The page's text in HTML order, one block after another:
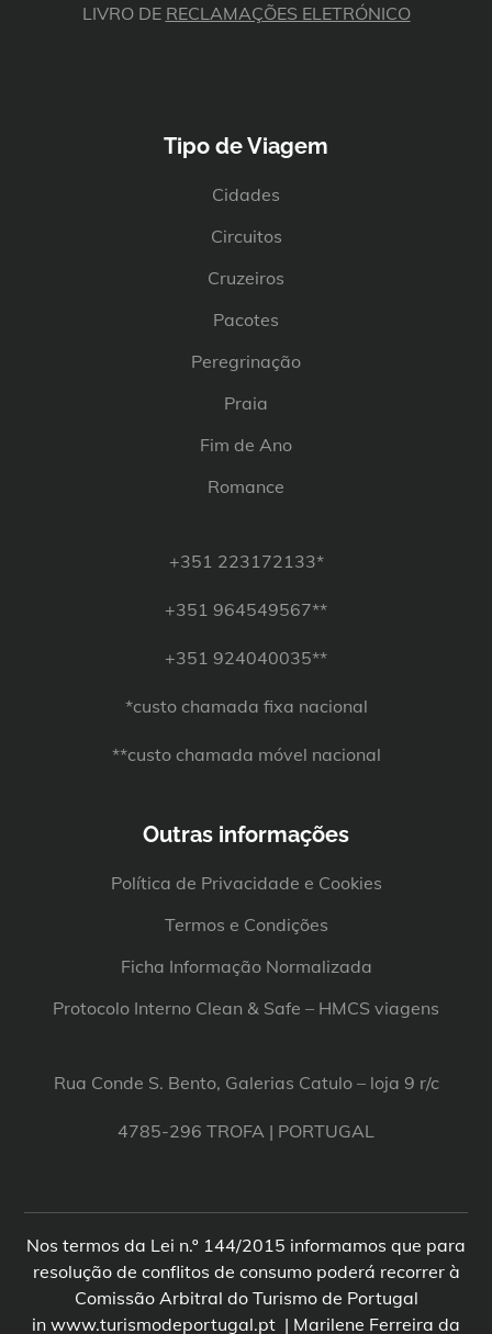
LIVRO DE RECLAMAÇÕES ELETRÓNICO
Tipo de Viagem
Cidades
Circuitos
Cruzeiros
Pacotes
Peregrinação
Praia
Fim de Ano
Romance
+351 223172133*
+351 964549567**
+351 924040035**
*custo chamada fixa nacional
**custo chamada móvel nacional
Outras informações
Política de Privacidade e Cookies
Termos e Condições
Ficha Informação Normalizada
Protocolo Interno Clean & Safe – HMCS viagens
Rua Conde S. Bento, Galerias Catulo – loja 9 r/c
4785-296 TROFA | PORTUGAL
Nos termos da Lei n.º 144/2015 informamos que para
resolução de conflitos de consumo poderá recorrer à
Comissão Arbitral do Turismo de Portugal
in www.turismodeportugal.pt | Marilene Ferreira da